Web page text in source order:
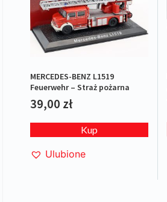
MERCEDES-BENZ L1519
Feuerwehr – Straż pożarna
39,00 zł
Kup
Ulubione